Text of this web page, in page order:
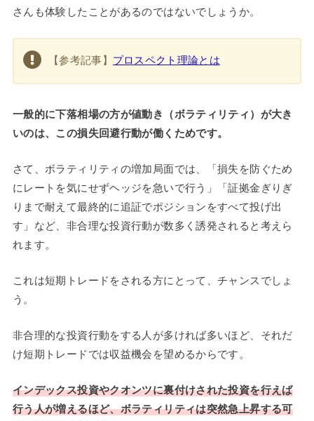
さんも体験したことがあるのではないでしょうか。
【参考記事】 プロスペクト理論とは
一般的に下落相場の方が値動き（ボラティリティ）が大き
いのは、この損失回避行動が働くためです。
さて、ボラティリティの増加局面では、「損失を防ぐため
にレートを気にせずヘッジを急いで行う」「証拠金ぎりぎ
りまで耐えて最終的に追証でポジションをすべて投げ出
す」など、非合理な投資行動が数多く誘発されると考えら
れます。
これは短期トレードをされる方にとって、チャンスでしょ
う。
非合理的な投資行動をする人が多ければ多いほど、それだ
け短期トレードでは収益機会を望めるからです。
インデックス投資やクオンツに裏付けされた投資を行えば
行う人が増えるほど、ボラティリティは突然急上昇する可